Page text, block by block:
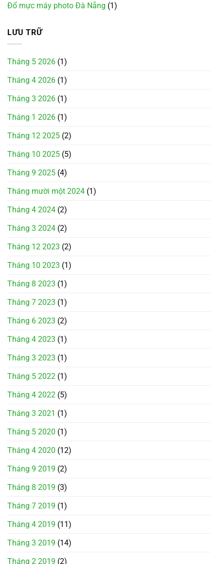
Đổ mực máy photo Đà Nẵng (1)
LƯU TRỮ
Tháng 5 2026 (1)
Tháng 4 2026 (1)
Tháng 3 2026 (1)
Tháng 1 2026 (1)
Tháng 12 2025 (2)
Tháng 10 2025 (5)
Tháng 9 2025 (4)
Tháng mười một 2024 (1)
Tháng 4 2024 (2)
Tháng 3 2024 (2)
Tháng 12 2023 (2)
Tháng 10 2023 (1)
Tháng 8 2023 (1)
Tháng 7 2023 (1)
Tháng 6 2023 (2)
Tháng 4 2023 (1)
Tháng 3 2023 (1)
Tháng 5 2022 (1)
Tháng 4 2022 (5)
Tháng 3 2021 (1)
Tháng 5 2020 (1)
Tháng 4 2020 (12)
Tháng 9 2019 (2)
Tháng 8 2019 (3)
Tháng 7 2019 (1)
Tháng 4 2019 (11)
Tháng 3 2019 (14)
Tháng 2 2019 (2)